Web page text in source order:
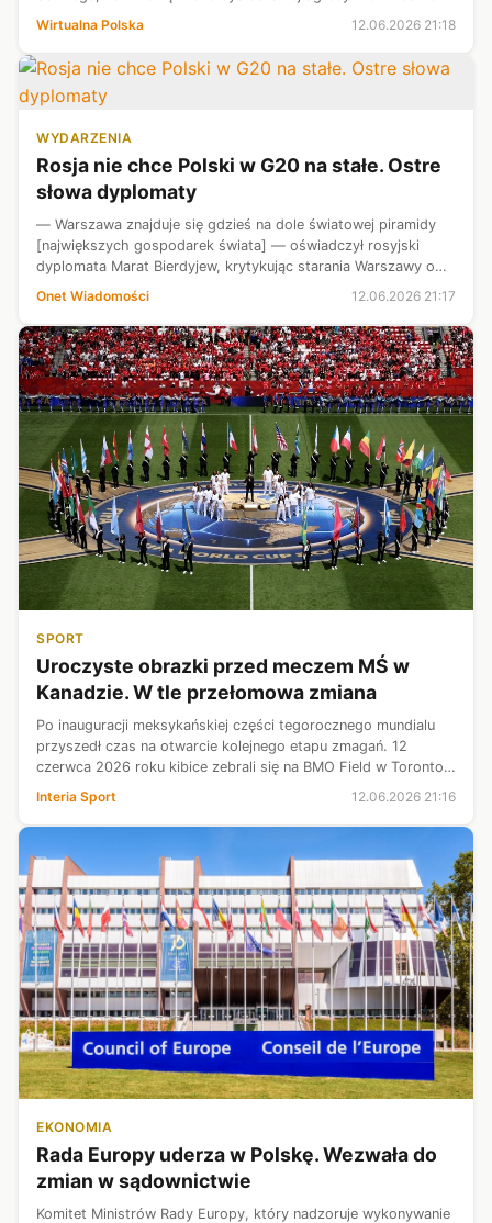
mieszkańców o szczególną ostrożność podczas leśnych
Wirtualna Polska 12.06.2026 21:18
WYDARZENIA
Rosja nie chce Polski w G20 na stałe. Ostre
słowa dyplomaty
— Warszawa znajduje się gdzieś na dole światowej piramidy
[największych gospodarek świata] — oświadczył rosyjski
dyplomata Marat Bierdyjew, krytykując starania Warszawy o
stałe członkostwo w G20.
Onet Wiadomości 12.06.2026 21:17
SPORT
Uroczyste obrazki przed meczem MŚ w
Kanadzie. W tle przełomowa zmiana
Po inauguracji meksykańskiej części tegorocznego mundialu
przyszedł czas na otwarcie kolejnego etapu zmagań. 12
czerwca 2026 roku kibice zebrali się na BMO Field w Toronto,
jak w dniu poprzed...
Interia Sport 12.06.2026 21:16
EKONOMIA
Rada Europy uderza w Polskę. Wezwała do
zmian w sądownictwie
Komitet Ministrów Rady Europy, który nadzoruje wykonywanie